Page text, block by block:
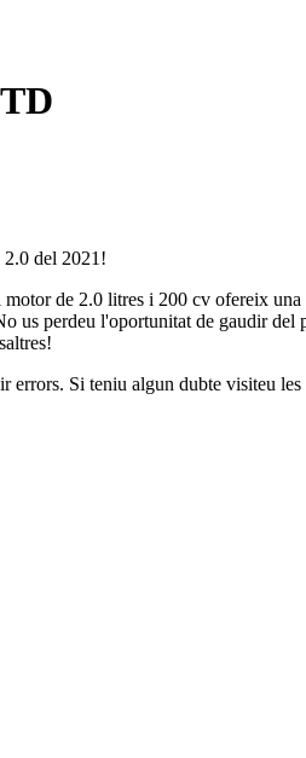
del 2021!
de 2.0 litres i 200 cv ofereix
us perdeu l'oportunitat de gaudir
errors. Si teniu algun dubte visiteu